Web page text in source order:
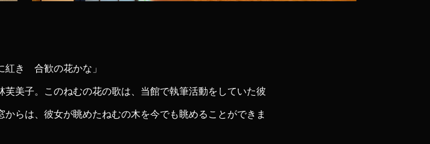
き 合歓の花かな」
美子。このねむの花の歌は、当館で執筆活動をしていた彼
らは、彼女が眺めたねむの木を今でも眺めることができま